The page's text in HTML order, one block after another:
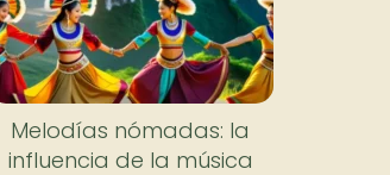
Melodías nómadas: la
influencia de la música